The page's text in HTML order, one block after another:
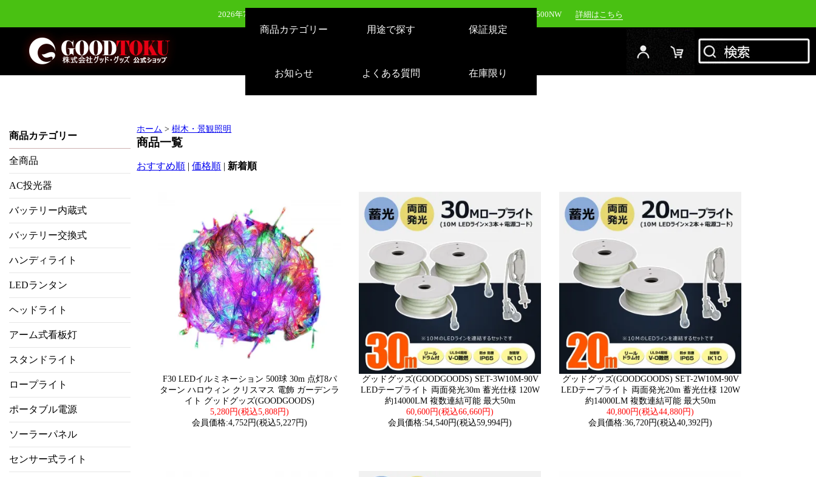
2026年7月28日（火）新発売：500W LEDバルーンライト AirGlowエアグロウ EVO KT-BL500NW 詳細はこちら
2026年6月24日（水）新発売：LEDサーチライト 充電式 10000lm 1500m遠距離照射 スタンドつき IP65 YC-1500M
2026年8月3日（月）新発売：逆富士形 40W形/24W切り替え 4800lm 天井照明 LD-24-40RFJ
商品カテゴリー 用途で探す 保証規定
お知らせ よくある質問 在庫限り
商品カテゴリー
全商品
AC投光器
バッテリー内蔵式
バッテリー交換式
ハンディライト
LEDランタン
ヘッドライト
アーム式看板灯
スタンドライト
ロープライト
ポータブル電源
ソーラーパネル
センサー式ライト
ホーム >樹木・景観照明
商品一覧
おすすめ順 |価格順 | 新着順
F30 LEDイルミネーション 500球 30m 点灯8パ
ターン ハロウィン クリスマス 電飾 ガーデンラ
イト グッドグッズ(GOODGOODS)
5,280円(税込5,808円)
会員価格:4,752円(税込5,227円)
グッドグッズ(GOODGOODS) SET-3W10M-90V
LEDテープライト 両面発光30m 蓄光仕様 120W
約14000LM 複数連結可能 最大50m
60,600円(税込66,660円)
会員価格:54,540円(税込59,994円)
グッドグッズ(GOODGOODS) SET-2W10M-90V
LEDテープライト 両面発光20m 蓄光仕様 120W
約14000LM 複数連結可能 最大50m
40,800円(税込44,880円)
会員価格:36,720円(税込40,392円)